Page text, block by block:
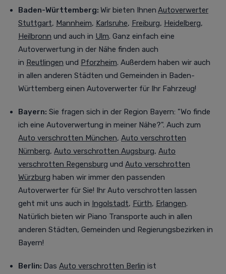
Baden-Württemberg: Wir bieten Ihnen Autoverwerter
Stuttgart, Mannheim, Karlsruhe, Freiburg, Heidelberg,
Heilbronn und auch in Ulm. Ganz einfach eine
Autoverwertung in der Nähe finden auch
in Reutlingen und Pforzheim. Außerdem haben wir auch
in allen anderen Städten und Gemeinden in Baden-
Württemberg einen Autoverwerter für Ihr Fahrzeug!
Bayern: Sie fragen sich in der Region Bayern: "Wo finde
ich eine Autoverwertung in meiner Nähe?". Auch zum
Auto verschrotten München, Auto verschrotten
Nürnberg, Auto verschrotten Augsburg, Auto
verschrotten Regensburg und Auto verschrotten
Würzburg haben wir immer den passenden
Autoverwerter für Sie! Ihr Auto verschrotten lassen
geht mit uns auch in Ingolstadt, Fürth, Erlangen.
Natürlich bieten wir Piano Transporte auch in allen
anderen Städten, Gemeinden und Regierungsbezirken in
Bayern!
Berlin: Das Auto verschrotten Berlin ist